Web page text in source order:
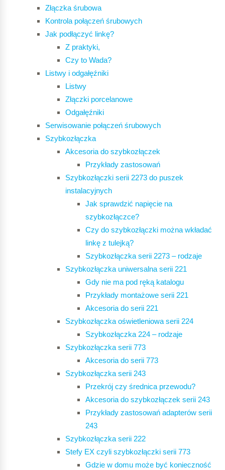
Złączka śrubowa
Kontrola połączeń śrubowych
Jak podłączyć linkę?
Z praktyki,
Czy to Wada?
Listwy i odgałęźniki
Listwy
Złączki porcelanowe
Odgałęźniki
Serwisowanie połączeń śrubowych
Szybkozłączka
Akcesoria do szybkozłączek
Przykłady zastosowań
Szybkozłączki serii 2273 do puszek
instalacyjnych
Jak sprawdzić napięcie na
szybkozłączce?
Czy do szybkozłączki można wkładać
linkę z tulejką?
Szybkozłączka serii 2273 – rodzaje
Szybkozłączka uniwersalna serii 221
Gdy nie ma pod ręką katalogu
Przykłady montażowe serii 221
Akcesoria do serii 221
Szybkozłączka oświetleniowa serii 224
Szybkozłączka 224 – rodzaje
Szybkozłączka serii 773
Akcesoria do serii 773
Szybkozłączka serii 243
Przekrój czy średnica przewodu?
Akcesoria do szybkozłączek serii 243
Przykłady zastosowań adapterów serii
243
Szybkozłączka serii 222
Stefy EX czyli szybkozłączki serii 773
Gdzie w domu może być konieczność